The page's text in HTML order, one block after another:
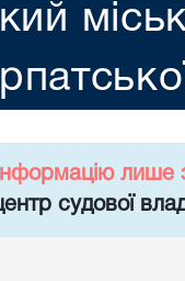
лише
судової